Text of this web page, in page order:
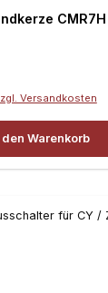
CMR7H
Versandkosten
den Warenkorb